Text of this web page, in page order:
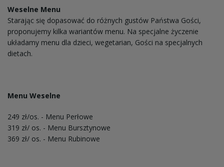
Weselne Menu
Starając się dopasować do różnych gustów Państwa Gości,
proponujemy kilka wariantów menu. Na specjalne życzenie
układamy menu dla dzieci, wegetarian, Gości na specjalnych
dietach.
Menu Weselne
249 zł/os. - Menu Perłowe
319 zł/ os. - Menu Bursztynowe
369 zł/ os. - Menu Rubinowe